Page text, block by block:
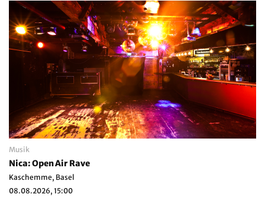
Musik
Nica: Open Air Rave
Kaschemme, Basel
08.08.2026, 15:00